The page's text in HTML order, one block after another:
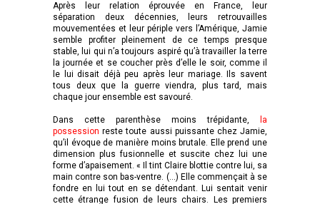
Après leur relation éprouvée en France, leur
séparation deux décennies, leurs retrouvailles
mouvementées et leur périple vers l’Amérique, Jamie
semble profiter pleinement de ce temps presque
stable, lui qui n’a toujours aspiré qu’à travailler la terre
la journée et se coucher près d’elle le soir, comme il
le lui disait déjà peu après leur mariage. Ils savent
tous deux que la guerre viendra, plus tard, mais
chaque jour ensemble est savouré.
Dans cette parenthèse moins trépidante,
la
possession reste toute aussi puissante chez Jamie,
qu’il évoque de manière moins brutale. Elle prend une
dimension plus fusionnelle et suscite chez lui une
forme d’apaisement. « Il tint Claire blottie contre lui, sa
main contre son bas-ventre. (…) Elle commençait à se
fondre en lui tout en se détendant. Lui sentait venir
cette étrange fusion de leurs chairs. Les premiers